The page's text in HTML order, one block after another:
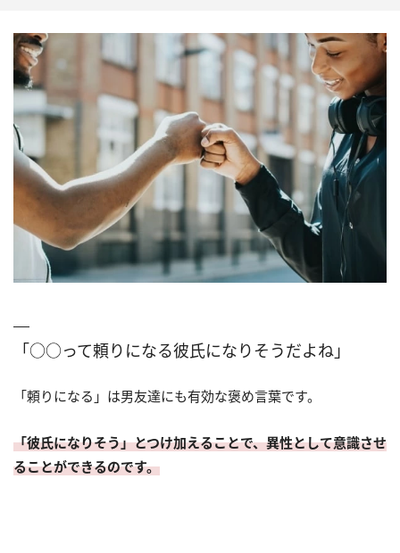
「○○って頼りになる彼氏になりそうだよね」
「頼りになる」は男友達にも有効な褒め言葉です。
「彼氏になりそう」とつけ加えることで、異性として意識させ
ることができるのです。